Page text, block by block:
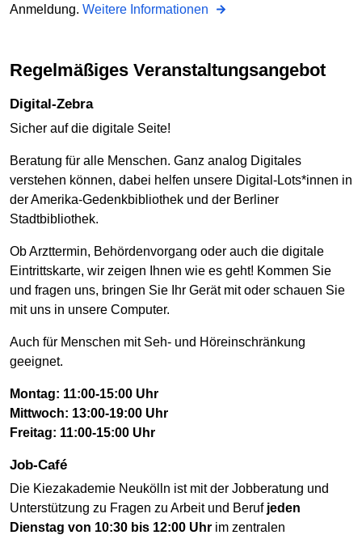
Anmeldung. Weitere Informationen
Regelmäßiges Veranstaltungsangebot
Digital-Zebra
Sicher auf die digitale Seite!
Beratung für alle Menschen. Ganz analog Digitales
verstehen können, dabei helfen unsere Digital-Lots*innen in
der Amerika-Gedenkbibliothek und der Berliner
Stadtbibliothek.
Ob Arzttermin, Behördenvorgang oder auch die digitale
Eintrittskarte, wir zeigen Ihnen wie es geht! Kommen Sie
und fragen uns, bringen Sie Ihr Gerät mit oder schauen Sie
mit uns in unsere Computer.
Auch für Menschen mit Seh- und Höreinschränkung
geeignet.
Montag: 11:00-15:00 Uhr
Mittwoch: 13:00-19:00 Uhr
Freitag: 11:00-15:00 Uhr
Job-Café
Die Kiezakademie Neukölln ist mit der Jobberatung und
Unterstützung zu Fragen zu Arbeit und Beruf jeden
Dienstag von 10:30 bis 12:00 Uhr im zentralen